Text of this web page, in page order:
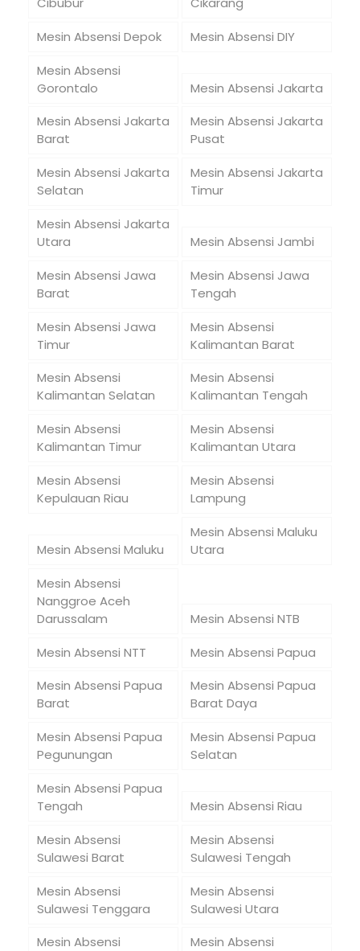
Mesin Absensi Depok
Mesin Absensi DIY
Mesin Absensi
Gorontalo
Mesin Absensi Jakarta
Mesin Absensi Jakarta
Barat
Mesin Absensi Jakarta
Pusat
Mesin Absensi Jakarta
Selatan
Mesin Absensi Jakarta
Timur
Mesin Absensi Jakarta
Utara
Mesin Absensi Jambi
Mesin Absensi Jawa
Barat
Mesin Absensi Jawa
Tengah
Mesin Absensi Jawa
Timur
Mesin Absensi
Kalimantan Barat
Mesin Absensi
Kalimantan Selatan
Mesin Absensi
Kalimantan Tengah
Mesin Absensi
Kalimantan Timur
Mesin Absensi
Kalimantan Utara
Mesin Absensi
Kepulauan Riau
Mesin Absensi
Lampung
Mesin Absensi Maluku
Mesin Absensi Maluku
Utara
Mesin Absensi
Nanggroe Aceh
Darussalam
Mesin Absensi NTB
Mesin Absensi NTT
Mesin Absensi Papua
Mesin Absensi Papua
Barat
Mesin Absensi Papua
Barat Daya
Mesin Absensi Papua
Pegunungan
Mesin Absensi Papua
Selatan
Mesin Absensi Papua
Tengah
Mesin Absensi Riau
Mesin Absensi
Sulawesi Barat
Mesin Absensi
Sulawesi Tengah
Mesin Absensi
Sulawesi Tenggara
Mesin Absensi
Sulawesi Utara
Mesin Absensi
Mesin Absensi